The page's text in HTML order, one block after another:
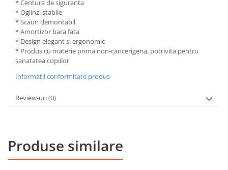
* Centura de siguranta
* Oglinzi stabile
* Scaun demontabil
* Amortizor bara fata
* Design elegant si ergonomic
* Produs cu materie prima non-cancerigena, potrivita pentru
sanatatea copiilor
Informatii conformitate produs
Review-uri(0)
Produse similare